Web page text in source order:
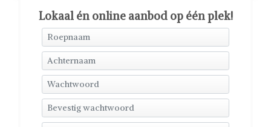
Lokaal én online aanbod op één plek!